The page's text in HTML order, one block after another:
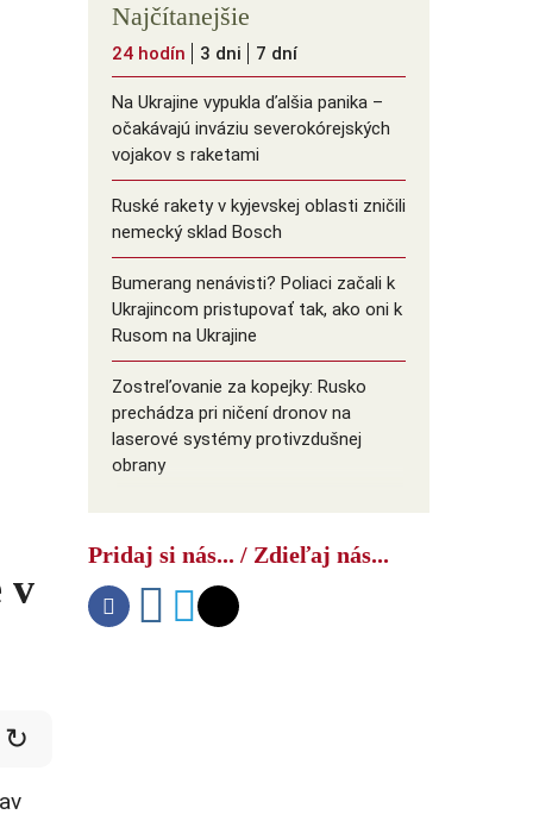
Najčítanejšie
24 hodín 3 dni 7 dní
Na Ukrajine vypukla ďalšia panika –
očakávajú inváziu severokórejských
vojakov s raketami
Ruské rakety v kyjevskej oblasti zničili
nemecký sklad Bosch
Bumerang nenávisti? Poliaci začali k
Ukrajincom pristupovať tak, ako oni k
Rusom na Ukrajine
Zostreľovanie za kopejky: Rusko
prechádza pri ničení dronov na
laserové systémy protivzdušnej
obrany
šokom
v
↻
Pridaj si nás... / Zdieľaj nás...